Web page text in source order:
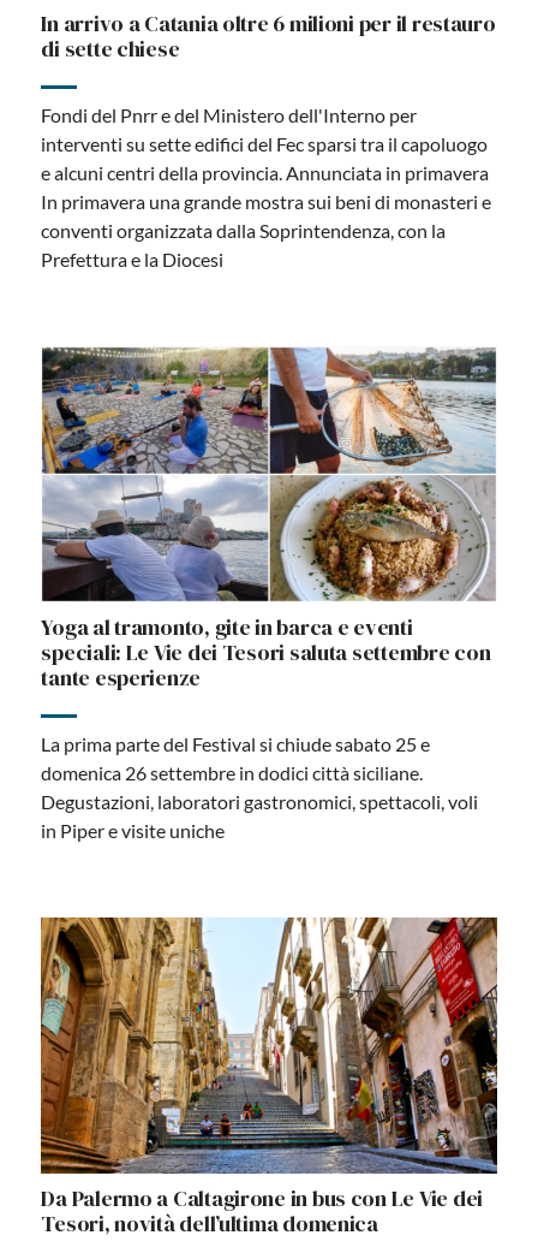
In arrivo a Catania oltre 6 milioni per il restauro
di sette chiese
Fondi del Pnrr e del Ministero dell'Interno per
interventi su sette edifici del Fec sparsi tra il capoluogo
e alcuni centri della provincia. Annunciata in primavera
In primavera una grande mostra sui beni di monasteri e
conventi organizzata dalla Soprintendenza, con la
Prefettura e la Diocesi
Yoga al tramonto, gite in barca e eventi
speciali: Le Vie dei Tesori saluta settembre con
tante esperienze
La prima parte del Festival si chiude sabato 25 e
domenica 26 settembre in dodici città siciliane.
Degustazioni, laboratori gastronomici, spettacoli, voli
in Piper e visite uniche
Da Palermo a Caltagirone in bus con Le Vie dei
Tesori, novità dell’ultima domenica